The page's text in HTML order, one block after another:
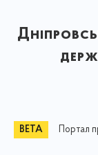
Портал